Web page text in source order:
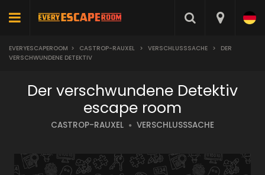
EVERYESCAPEROOM > CASTROP-RAUXEL > VERSCHLUSSSACHE >
DER
VERSCHWUNDENE DETEKTIV
Der verschwundene Detektiv
escape room
CASTROP-RAUXEL VERSCHLUSSSACHE